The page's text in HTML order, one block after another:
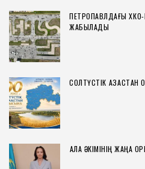
ПЕТРОПАВЛДАҒЫ
ЖАБЫЛАДЫ
СОЛТҮСТІК
ҚАЛА ӘКІМІНІҢ ЖАҢА